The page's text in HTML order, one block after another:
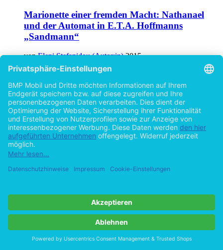
Marionette einer fremden Macht: Nathanael
und der Automat in E.T.A. Hoffmanns
„Sandmann“
vonEleni Stefanidou (Autor:in) 2015
©1999 Studienarbeit
Wie das Bildungssystem soziale Ungleichheit
reproduziert: Die verborgenen Mechanismen
von Habitus, Kapital und Meritokratie
vonEleni Stefanidou (Autor:in) 2015
©2008
Hilfe/FAQ
Impressum
Vertrag widerrufen
Zur Desktop-Version
Copyright ©Imprint in der Bedey & Thoms Media GmbH
byOpen Publishing
Cookie-Einstellungen